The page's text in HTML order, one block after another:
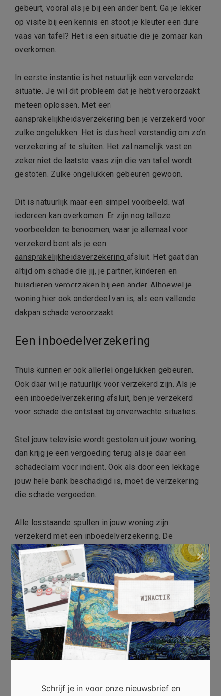
gebeurt, vooral als je bij een ander bent. Ga je lekker
op visite bij een kennis en stoot je kleuter een dure
vaas van tafel? Het is een situatie die je zomaar kan
overkomen.
In eerste instantie is het natuurlijk een vervelende
situatie. Je wil dit probleem dat je hebt veroorzaakt
meteen oplossen. Met een
aansprakelijkheidsverzekering ben je verzekerd voor
zulke ongelukken. Het is dus heel verstandig om zo’n
verzekering af te sluiten. Het zal namelijk vast en
zeker niet de laatste vaas zijn die van tafel wordt
gestoten. Zulke ongelukken gebeuren gewoon.
Dit is natuurlijk maar een simpel voorbeeld, wat
iedereen kan overkomen. Er zijn nog talloze
voorbeelden te benoemen, waar je allemaal voor
verzekerd bent als je een
aansprakelijkheidsverzekering afsluit. Het gaat dan
altijd om schade die jij, je partner, kinderen en
huisdieren veroorzaken bij een ander. Alhoewel je
woning hier ook onderdeel van is, als een vallende
dakpan schade veroorzaakt.
Een inboedelverzekering
Thuis kunnen er ook allerlei ongelukken gebeuren.
Ook daar wil je natuurlijk voor verzekerd zijn. Als je
een inboedelverzekering afsluit, ben je verzekerd
voor schade die ontstaat bij onverwachte situaties.
Stel jouw televisie wordt gestolen uit jouw woning,
dan krijg je een vergoeding terug als je daar een
schadeclaim voor indient. Ook als door een lekkage
jouw hele bank beschadigd is, moet de verzekering
die schade vergoeden.
Alle losstaande spullen in jouw woning zijn
verzekerd met een inboedelverzekering. De
verzekering is officieel niet verplicht, maar wel altijd
aan te raden als je ergens gaat wonen. Of het nu een
huurhuis of koophuis betreft. Onverwachte situaties
kunnen zich altijd voordoen. Liever elke maand
premie betalen, dan dat je een grote kostenpost hebt
en die zelf moet ophoesten.
Een opstalverzekering
voor iedereen. Je ziet vaak dat een
Schrijf je in voor onze nieuwsbrief en
×